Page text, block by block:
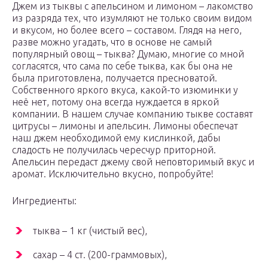
Джем из тыквы с апельсином и лимоном – лакомство
из разряда тех, что изумляют не только своим видом
и вкусом, но более всего – составом. Глядя на него,
разве можно угадать, что в основе не самый
популярный овощ – тыква? Думаю, многие со мной
согласятся, что сама по себе тыква, как бы она не
была приготовлена, получается пресноватой.
Собственного яркого вкуса, какой-то изюминки у
неё нет, потому она всегда нуждается в яркой
компании. В нашем случае компанию тыкве составят
цитрусы – лимоны и апельсин. Лимоны обеспечат
наш джем необходимой ему кислинкой, дабы
сладость не получилась чересчур приторной.
Апельсин передаст джему свой неповторимый вкус и
аромат. Исключительно вкусно, попробуйте!
Ингредиенты:
тыква – 1 кг (чистый вес),
сахар – 4 ст. (200-граммовых),